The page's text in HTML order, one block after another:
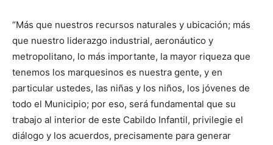
“Más que nuestros recursos naturales y ubicación; más
que nuestro liderazgo industrial, aeronáutico y
metropolitano, lo más importante, la mayor riqueza que
tenemos los marquesinos es nuestra gente, y en
particular ustedes, las niñas y los niños, los jóvenes de
todo el Municipio; por eso, será fundamental que su
trabajo al interior de este Cabildo Infantil, privilegie el
diálogo y los acuerdos, precisamente para generar